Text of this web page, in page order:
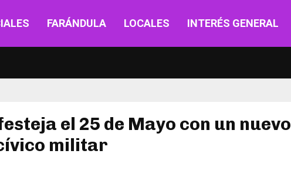
FARÁNDULA LOCALES INTERÉS GENERAL
el 25 de Mayo con un nuevo
militar